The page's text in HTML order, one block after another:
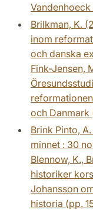
Vandenhoeck
Brilkman, K.
inom
och danska
Fink-Jensen,
och Danmark
Brink Pinto,
minnet : 30
Blennow, K.,
historiker
Johansson
historia (pp.